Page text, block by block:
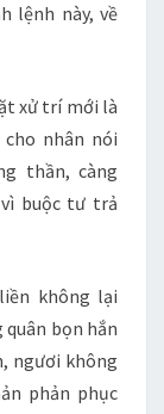
lệnh này, về
xử trí mới là
nhân nói
thần, càng
buộc tư trả
không lại
bọn hắn
ngươi không
phản phục